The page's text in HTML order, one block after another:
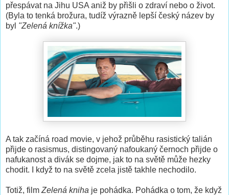
přespávat na Jihu USA aniž by přišli o zdraví nebo o život.
(Byla to tenká brožura, tudíž výrazně lepší český název by
byl "Zelená knížka".)
A tak začíná road movie, v jehož průběhu rasistický talián
přijde o rasismus, distingovaný nafoukaný černoch přijde o
nafukanost a divák se dojme, jak to na světě může hezky
chodit. I když to na světě zcela jistě takhle nechodilo.
Totiž, film Zelená kniha je pohádka. Pohádka o tom, že když